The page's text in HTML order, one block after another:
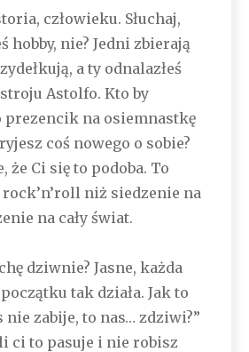
człowieku. Słuchaj,
hobby, nie? Jedni zbierają
a ty odnalazłeś
Astolfo. Kto by
prezencik na osiemnastkę
coś nowego o sobie?
że Ci się to podoba. To
niż siedzenie na
na cały świat.
dziwnie? Jasne, każda
tak działa. Jak to
nie zabije, to nas… zdziwi?”
ci to pasuje i nie robisz